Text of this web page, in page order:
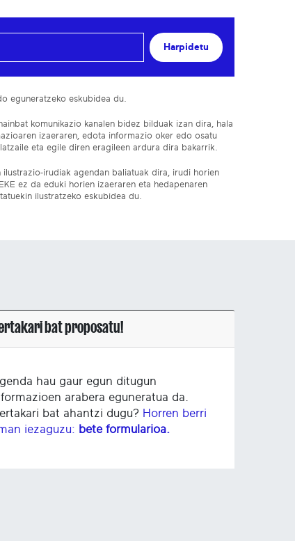
Harpidetu
eguneratzeko eskubidea du.
komunikazio kanalen bidez bilduak izan dira, hala
izaeraren, edota informazio oker edo osatu
eta egile diren eragileen ardura dira bakarrik.
irudiak agendan baliatuak dira, irudi horien
ez da eduki horien izaeraren eta hedapenaren
ilustratzeko eskubidea du.
bat proposatu!
hau gaur egun ditugun
arabera eguneratua da.
bat ahantzi dugu? Horren berri
iezaguzu: bete formularioa.